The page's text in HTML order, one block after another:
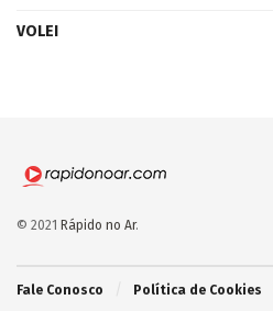
VOLEI
© 2021 Rápido no Ar.
Fale Conosco Política de Cookies